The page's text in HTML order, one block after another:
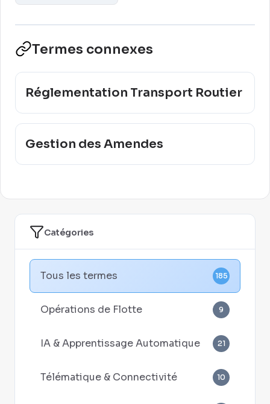
Catégories
Tous les termes 185
Opérations de Flotte 9
IA & Apprentissage Automatique 21
Télématique & Connectivité 10
Termes connexes
Réglementation Transport Routier
Gestion des Amendes